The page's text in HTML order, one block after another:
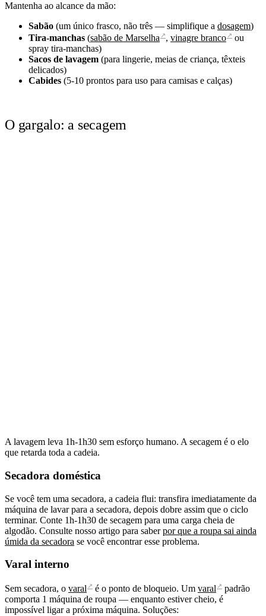
Mantenha ao alcance da mão:
Sabão (um único frasco, não três — simplifique a dosagem)
Tira-manchas (sabão de Marselha ↗, vinagre branco ↗ ou
spray tira-manchas)
Sacos de lavagem (para lingerie, meias de criança, têxteis
delicados)
Cabides (5-10 prontos para uso para camisas e calças)
O gargalo: a secagem
A lavagem leva 1h-1h30 sem esforço humano. A secagem é o elo
que retarda toda a cadeia.
Secadora doméstica
Se você tem uma secadora, a cadeia flui: transfira imediatamente da
máquina de lavar para a secadora, depois dobre assim que o ciclo
terminar. Conte 1h-1h30 de secagem para uma carga cheia de
algodão. Consulte nosso artigo para saberpor que a roupa sai ainda
úmida da secadora se você encontrar esse problema.
Varal interno
Sem secadora, o varal ↗ é o ponto de bloqueio. Um varal ↗ padrão
comporta 1 máquina de roupa — enquanto estiver cheio, é
impossível ligar a próxima máquina. Soluções: